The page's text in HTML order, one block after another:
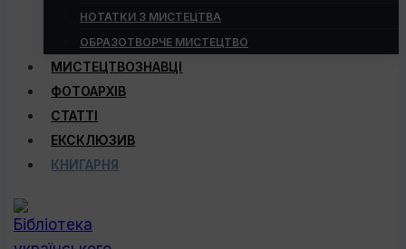
НОТАТКИ З МИСТЕЦТВА
ОБРАЗОТВОРЧЕ МИСТЕЦТВО
МИСТЕЦТВОЗНАВЦІ
ФОТОАРХІВ
СТАТТІ
ЕКСКЛЮЗИВ
КНИГАРНЯ